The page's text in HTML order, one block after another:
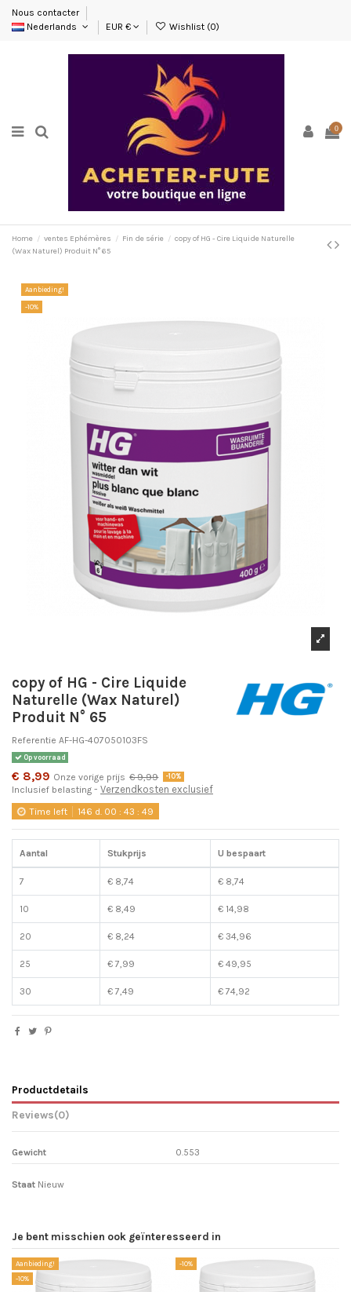
Nous contacter
Nederlands
EUR € Wishlist (0)
0
Home ventes Ephémères Fin de série
copy of HG - Cire Liquide Naturelle
(Wax Naturel) Produit N° 65
Aanbieding!
-10%
copy of HG - Cire Liquide
Naturelle (Wax Naturel)
Produit N° 65
Referentie AF-HG-407050103FS
Op voorraad
€ 8,99 Onze vorige prijs € 9,99 -10%
Inclusief belasting Verzendkosten exclusief
Time left 146 d. 00 :43 :49
Aantal Stukprijs U bespaart
7 € 8,74 € 8,74
10 € 8,49 € 14,98
20 € 8,24 € 34,96
25 € 7,99 € 49,95
30 € 7,49 € 74,92
Productdetails
Reviews(0)
Gewicht 0.553
Staat Nieuw
Je bent misschien ook geïnteresseerd in
Aanbieding!
-10%
-10%